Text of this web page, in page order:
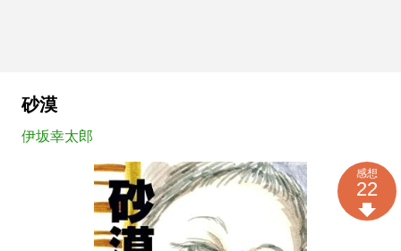
砂漠
伊坂幸太郎
感想
22